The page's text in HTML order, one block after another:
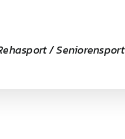
/ Seniorensport